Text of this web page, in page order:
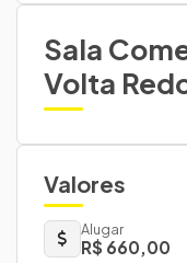
Sala
Volta
Valores
Alugar
R$ 660,00